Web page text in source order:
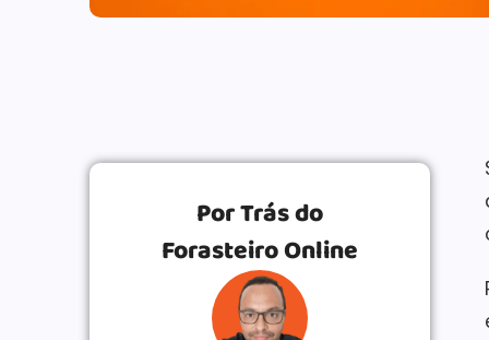
Por Trás do
Forasteiro Online